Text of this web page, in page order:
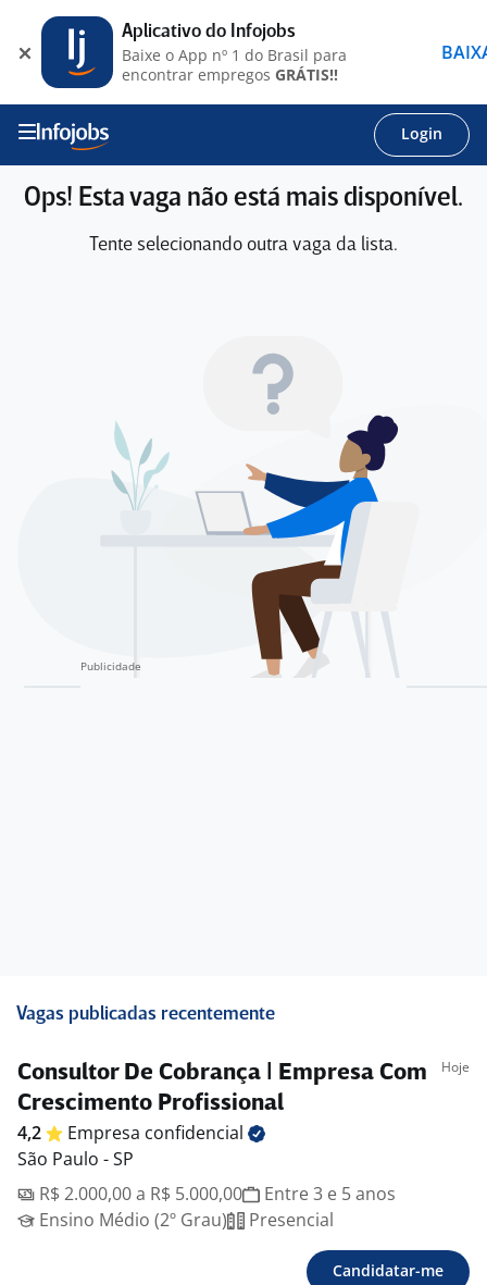
Login
Ops! Esta vaga não está mais disponível.
Tente selecionando outra vaga da lista.
Vagas publicadas recentemente
Consultor De Cobrança | Empresa Com
Crescimento Profissional
Hoje
4,2 Empresa confidencial
São Paulo - SP
R$ 2.000,00 a R$ 5.000,00
Entre 3 e 5 anos
Ensino Médio (2º Grau)
Presencial
Candidatar-me
Aplicativo do Infojobs
Baixe o App nº 1 do Brasil para
encontrar empregos GRÁTIS!!